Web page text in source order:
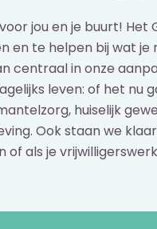
jou en je buurt!
en te helpen bij wat je
centraal in onze
leven: of het nu
huiselijk
Ook staan we
of als je